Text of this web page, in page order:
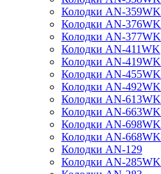
Колодки AN-359WK
Колодки AN-376WK
Колодки AN-377WK
Колодки AN-411WK
Колодки AN-419WK
Колодки AN-455WK
Колодки AN-492WK
Колодки AN-613WK
Колодки AN-663WK
Колодки AN-698WK
Колодки AN-668WK
Колодки AN-129
Колодки AN-285WK